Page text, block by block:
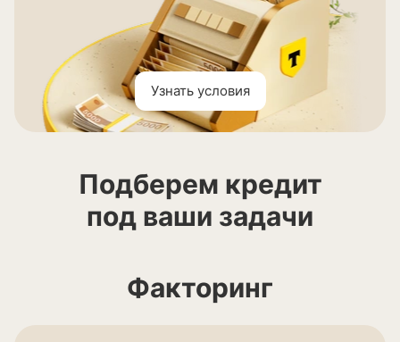
Узнать условия
Подберем кредит
под ваши задачи
Факторинг